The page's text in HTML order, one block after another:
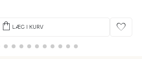
shopping_bag LÆG I KURV favorite